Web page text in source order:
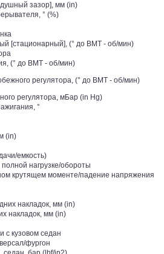
зазор], мм (in)
° (%)
[стационарный], (° до ВМТ - об/мин)
(° до ВМТ - об/мин)
регулятора, (° до ВМТ - об/мин)
регулятора, мБар (in Hg)
°
(in)
емкость)
нагрузке/обороты
крутящем моменте/падение напряжения
накладок, мм (in)
накладок, мм (in)
с кузовом седан
фургон